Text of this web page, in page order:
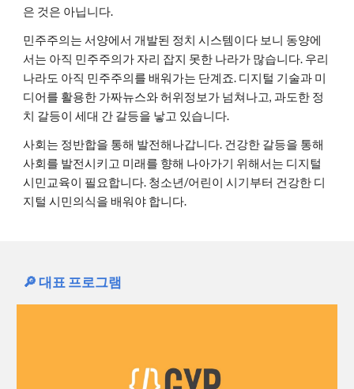
은 것은 아닙니다.
민주주의는 서양에서 개발된 정치 시스템이다 보니 동양에
서는 아직 민주주의가 자리 잡지 못한 나라가 많습니다. 우리
나라도 아직 민주주의를 배워가는 단계죠. 디지털 기술과 미
디어를 활용한 가짜뉴스와 허위정보가 넘쳐나고, 과도한 정
치 갈등이 세대 간 갈등을 낳고 있습니다.
사회는 정반합을 통해 발전해나갑니다. 건강한 갈등을 통해
사회를 발전시키고 미래를 향해 나아가기 위해서는 디지털
시민교육이 필요합니다. 청소년/어린이 시기부터 건강한 디
지털 시민의식을 배워야 합니다.
🔎 대표 프로그램